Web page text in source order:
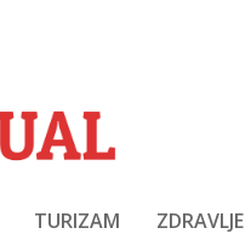
TURIZAM ZDRAVLJE